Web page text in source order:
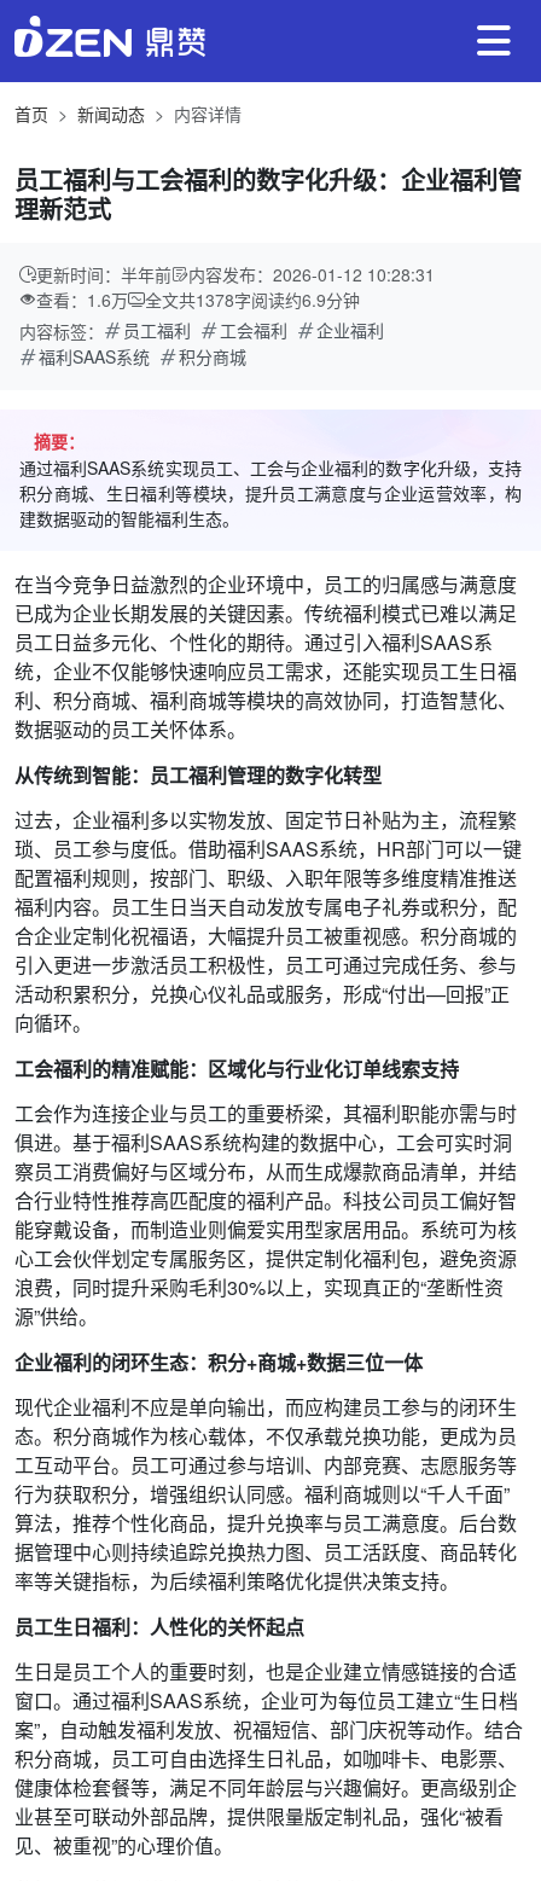
首页 新闻动态 内容详情
员工福利与工会福利的数字化升级：企业福利管
理新范式
更新时间：半年前
内容发布：2026-01-12 10:28:31
查看：1.6万
全文共1378字阅读约6.9分钟
内容标签：
员工福利 工会福利
企业福利
福利SAAS系统
积分商城
摘要：
通过福利SAAS系统实现员工、工会与企业福利的数字化升级，支持
积分商城、生日福利等模块，提升员工满意度与企业运营效率，构
建数据驱动的智能福利生态。
在当今竞争日益激烈的企业环境中，员工的归属感与满意度
已成为企业长期发展的关键因素。传统福利模式已难以满足
员工日益多元化、个性化的期待。通过引入福利SAAS系
统，企业不仅能够快速响应员工需求，还能实现员工生日福
利、积分商城、福利商城等模块的高效协同，打造智慧化、
数据驱动的员工关怀体系。
从传统到智能：员工福利管理的数字化转型
过去，企业福利多以实物发放、固定节日补贴为主，流程繁
琐、员工参与度低。借助福利SAAS系统，HR部门可以一键
配置福利规则，按部门、职级、入职年限等多维度精准推送
福利内容。员工生日当天自动发放专属电子礼券或积分，配
合企业定制化祝福语，大幅提升员工被重视感。积分商城的
引入更进一步激活员工积极性，员工可通过完成任务、参与
活动积累积分，兑换心仪礼品或服务，形成“付出—回报”正
向循环。
工会福利的精准赋能：区域化与行业化订单线索支持
工会作为连接企业与员工的重要桥梁，其福利职能亦需与时
俱进。基于福利SAAS系统构建的数据中心，工会可实时洞
察员工消费偏好与区域分布，从而生成爆款商品清单，并结
合行业特性推荐高匹配度的福利产品。科技公司员工偏好智
能穿戴设备，而制造业则偏爱实用型家居用品。系统可为核
心工会伙伴划定专属服务区，提供定制化福利包，避免资源
浪费，同时提升采购毛利30%以上，实现真正的“垄断性资
源”供给。
企业福利的闭环生态：积分+商城+数据三位一体
现代企业福利不应是单向输出，而应构建员工参与的闭环生
态。积分商城作为核心载体，不仅承载兑换功能，更成为员
工互动平台。员工可通过参与培训、内部竞赛、志愿服务等
行为获取积分，增强组织认同感。福利商城则以“千人千面”
算法，推荐个性化商品，提升兑换率与员工满意度。后台数
据管理中心则持续追踪兑换热力图、员工活跃度、商品转化
率等关键指标，为后续福利策略优化提供决策支持。
员工生日福利：人性化的关怀起点
生日是员工个人的重要时刻，也是企业建立情感链接的合适
窗口。通过福利SAAS系统，企业可为每位员工建立“生日档
案”，自动触发福利发放、祝福短信、部门庆祝等动作。结合
积分商城，员工可自由选择生日礼品，如咖啡卡、电影票、
健康体检套餐等，满足不同年龄层与兴趣偏好。更高级别企
业甚至可联动外部品牌，提供限量版定制礼品，强化“被看
见、被重视”的心理价值。